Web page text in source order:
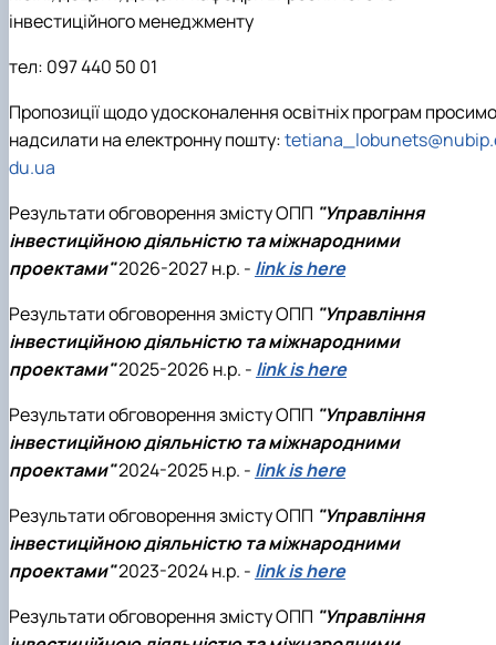
інвестиційного менеджменту
тел: 097 440 50 01
Пропозиції щодо удосконалення освітніх програм просимо
надсилати на електронну пошту:
du.ua
Результати обговорення змісту ОПП "Управління
інвестиційною діяльністю та міжнародними
проектами"2026-2027 н.р. - link is here
Результати обговорення змісту ОПП "Управління
інвестиційною діяльністю та міжнародними
проектами"2025-2026 н.р. - link is here
Результати обговорення змісту ОПП "Управління
інвестиційною діяльністю та міжнародними
проектами"2024-2025 н.р. - link is here
Результати обговорення змісту ОПП "Управління
інвестиційною діяльністю та міжнародними
проектами"2023-2024 н.р. - link is here
Результати обговорення змісту ОПП "Управління